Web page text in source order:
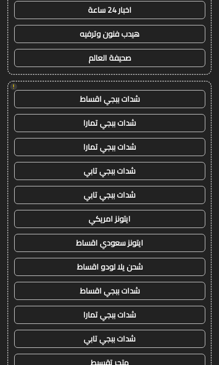
اخبار 24 ساعة
هيدب فنون وترفيه
صحيفة العالم
!
شدات ببجي اقساط
شدات ببجي تمارا
شدات ببجي تمارا
شدات ببجي تابي
شدات ببجي تابي
ايتونز امريكي
ايتونز سعودي اقساط
شحن يلا لودو اقساط
شدات ببجي اقساط
شدات ببجي تمارا
شدات ببجي تابي